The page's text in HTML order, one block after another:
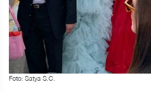
Foto: Satya S.C.